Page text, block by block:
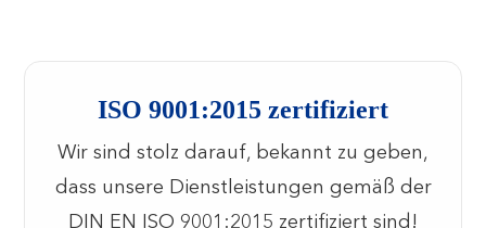
ISO 9001:2015 zertifiziert
Wir sind stolz darauf, bekannt zu geben,
dass unsere Dienstleistungen gemäß der
DIN EN ISO 9001:2015 zertifiziert sind!